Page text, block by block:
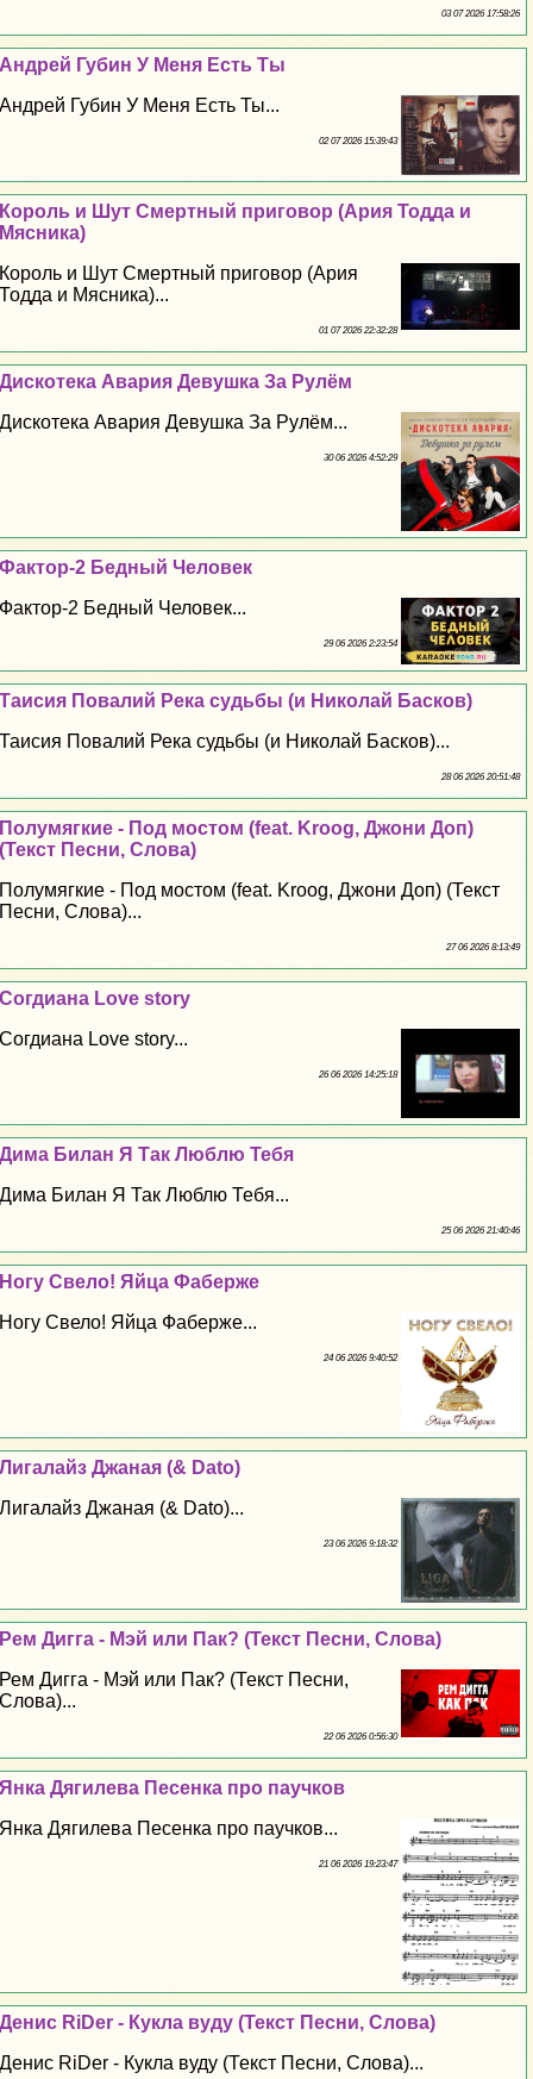
03 07 2026 17:58:26
Андрей Губин У Меня Есть Ты
Андрей Губин У Меня Есть Ты...
02 07 2026 15:39:43
Король и Шут Cмepтный приговор (Ария Тодда и
Мясника)
Король и Шут Cмepтный приговор (Ария
Тодда и Мясника)...
01 07 2026 22:32:28
Дискотека Авария Дeвyшка За Рулём
Дискотека Авария Дeвyшка За Рулём...
30 06 2026 4:52:29
Фактор-2 Бедный Человек
Фактор-2 Бедный Человек...
29 06 2026 2:23:54
Таисия Повалий Река судьбы (и Николай Басков)
Таисия Повалий Река судьбы (и Николай Басков)...
28 06 2026 20:51:48
Полумягкие - Под мостом (feat. Kroog, Джони Доп)
(Текст Песни, Слова)
Полумягкие - Под мостом (feat. Kroog, Джони Доп) (Текст
Песни, Слова)...
27 06 2026 8:13:49
Согдиана Love story
Согдиана Love story...
26 06 2026 14:25:18
Дима Билан Я Так Люблю Тебя
Дима Билан Я Так Люблю Тебя...
25 06 2026 21:40:46
Ногу Свело! Яйца Фаберже
Ногу Свело! Яйца Фаберже...
24 06 2026 9:40:52
Лигалайз Джаная (& Dato)
Лигалайз Джаная (& Dato)...
23 06 2026 9:18:32
Рем Дигга - Мэй или Пак? (Текст Песни, Слова)
Рем Дигга - Мэй или Пак? (Текст Песни,
Слова)...
22 06 2026 0:56:30
Янка Дягилева Песенка про паучков
Янка Дягилева Песенка про паучков...
21 06 2026 19:23:47
Денис RiDer - Кукла вуду (Текст Песни, Слова)
Денис RiDer - Кукла вуду (Текст Песни, Слова)...